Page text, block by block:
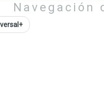
Navegación